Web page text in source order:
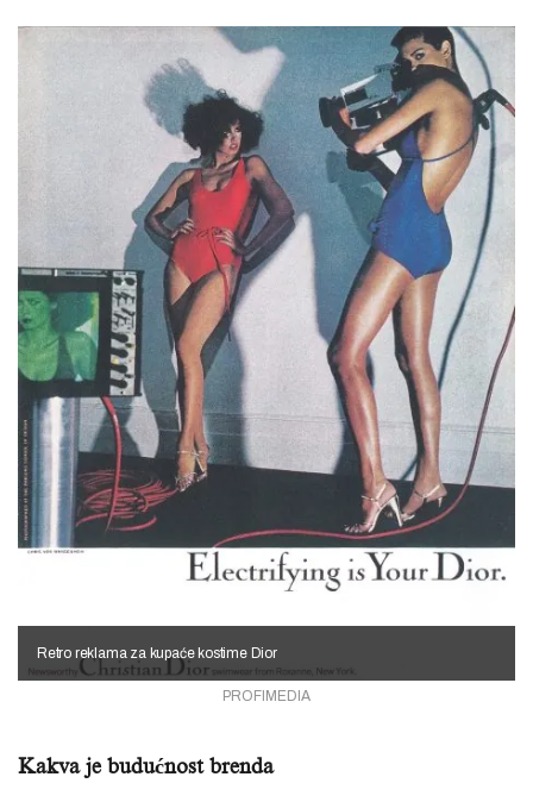
PROFIMEDIA
Retro reklama za kupaće kostime Dior
Kakva je budućnost brenda